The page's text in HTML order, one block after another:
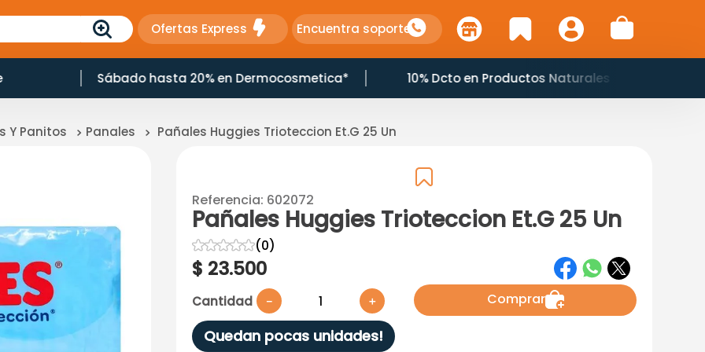
Ofertas Express Encuentra soporte
10% Dcto en Productos Naturales Horario: 7:00 am a 8:45 pm
Y Panitos Panales Pañales Huggies Trioteccion Et.G 25 Un
Referencia: 602072
Pañales Huggies Trioteccion Et.G 25 Un
☆☆☆☆☆(0)
$ 23.500
Cantidad ＋
－ Comprar
Quedan pocas unidades!